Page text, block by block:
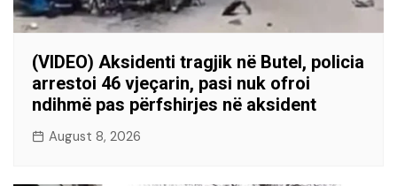
(VIDEO) Aksidenti tragjik në Butel, policia
arrestoi 46 vjeçarin, pasi nuk ofroi
ndihmë pas përfshirjes në aksident
August 8, 2026